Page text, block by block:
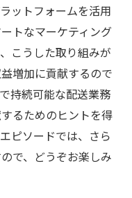
ットフォームを活用
トなマーケティング
こうした取り組みが
増加に貢献するので
持続可能な配送業務
るためのヒントを得
ピソードでは、さら
で、どうぞお楽しみ